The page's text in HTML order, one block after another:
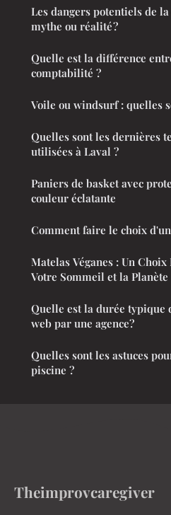
Les dangers potentiels de
mythe ou réalité ?
Quelle est la différence
comptabilité ?
Voile ou windsurf : quelles
Quelles sont les dernières
utilisées à Laval ?
Paniers de basket avec
couleur éclatante
Comment faire le choix
Matelas Véganes : Un
Votre Sommeil et la Planète
Quelle est la durée typique
web par une agence?
Quelles sont les astuces
piscine ?
Theimprovcaregiver